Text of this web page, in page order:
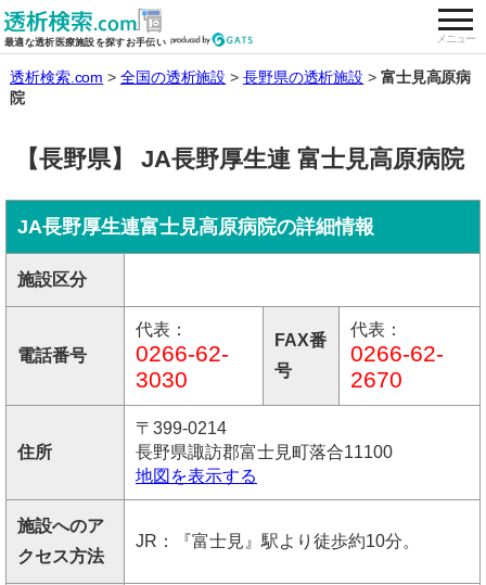
最適な透析医療施設を探すお手伝い メニュー
全国の透析施設を検索する
透析検索.com 全国の透析施設 長野県の透析施設
富士見高原病
院
【長野県】 JA長野厚生連 富士見高原病院
JA長野厚生連富士見高原病院の詳細情報
施設区分
電話番号
代表：
0266-62-
3030
FAX番
号
代表：
0266-62-
2670
住所
〒399-0214
長野県諏訪郡富士見町落合11100
地図を表示する
施設へのア
クセス方法
JR：『富士見』駅より徒歩約10分。